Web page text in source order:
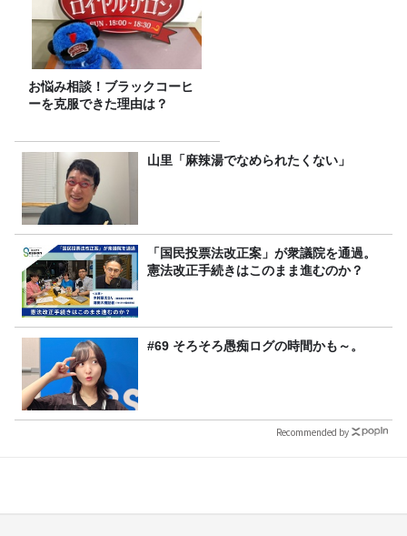
お悩み相談！ブラックコーヒ
ーを克服できた理由は？
山里「麻辣湯でなめられたくない」
「国民投票法改正案」が衆議院を通過。
憲法改正手続きはこのまま進むのか？
#69 そろそろ愚痴ログの時間かも～。
Recommended by